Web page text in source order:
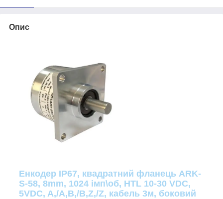
Опис
Енкодер IP67, квадратний фланець ARK-
S-58, 8mm, 1024 імп\об, HTL 10-30 VDC,
5VDC, A,/A,B,/B,Z,/Z, кабель 3м, боковий